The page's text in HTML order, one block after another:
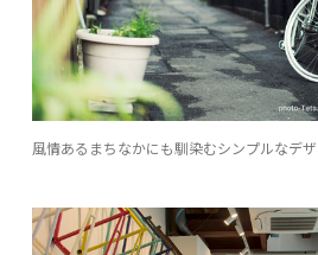
風情あるまちなかにも馴染むシンプルなデザ